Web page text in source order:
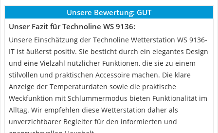
Unsere Bewertung: GUT
Unser Fazit für ‎Technoline WS 9136:
Unsere Einschätzung der Technoline Wetterstation WS 9136-
IT ist äußerst positiv. Sie besticht durch ein elegantes Design
und eine Vielzahl nützlicher Funktionen, die sie zu einem
stilvollen und praktischen Accessoire machen. Die klare
Anzeige der Temperaturdaten sowie die praktische
Weckfunktion mit Schlummermodus bieten Funktionalität im
Alltag. Wir empfehlen diese Wetterstation daher als
unverzichtbarer Begleiter für den informierten und